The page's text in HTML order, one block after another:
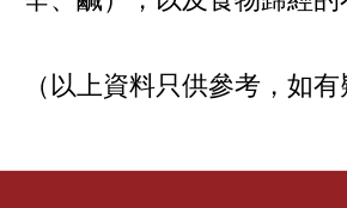
（以上資料只供參考，如